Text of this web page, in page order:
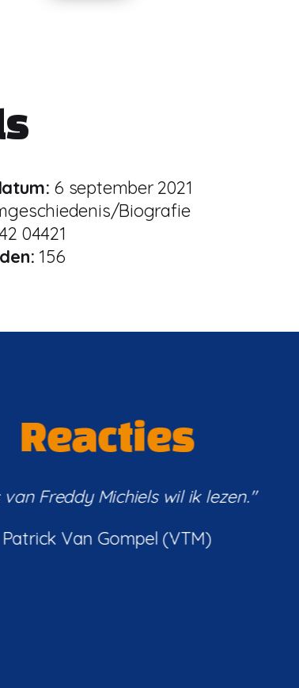
6 september 2021
Biografie
04421
156
Reacties
van Freddy Michiels wil ik lezen."
Patrick Van Gompel (VTM)